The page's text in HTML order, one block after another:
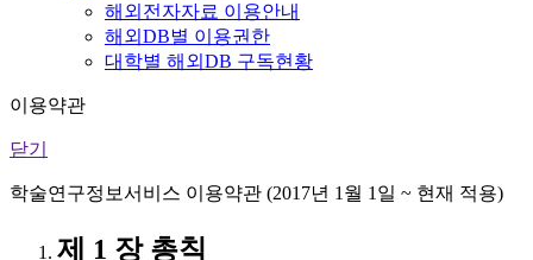
해외전자자료 이용안내
해외DB별 이용권한
대학별 해외DB 구독현황
이용약관
닫기
학술연구정보서비스 이용약관 (2017년 1월 1일 ~ 현재 적용)
제 1 장 총칙